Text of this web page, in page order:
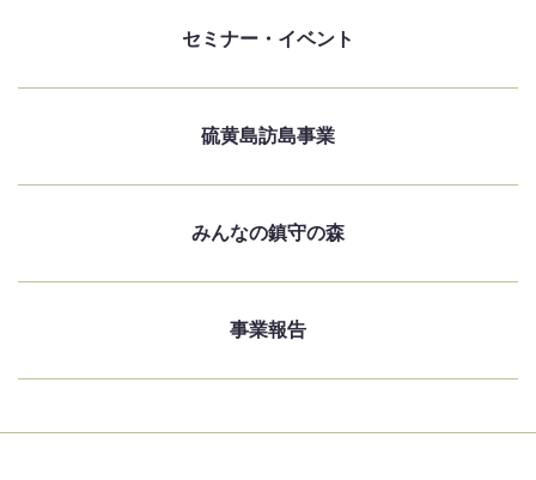
セミナー・イベント
硫黄島訪島事業
みんなの鎮守の森
事業報告